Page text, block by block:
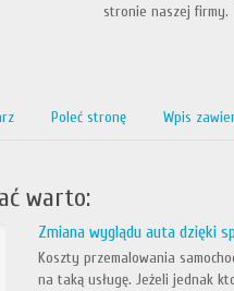
stronie naszej firmy.
Poleć stronę Wpis
warto:
Zmiana wyglądu auta dzięki
Koszty przemalowania
na taką usługę. Jeżeli jednak